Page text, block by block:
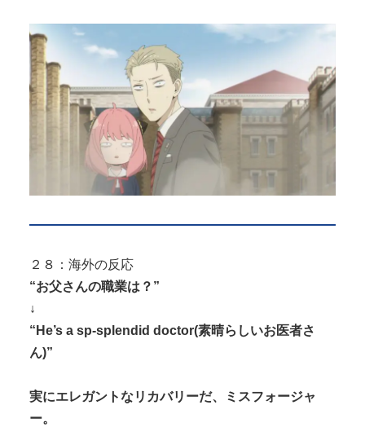
２８：海外の反応
“お父さんの職業は？”
↓
“He’s a sp-splendid doctor(素晴らしいお医者さ
ん)”
実にエレガントなリカバリーだ、ミスフォージャ
ー。